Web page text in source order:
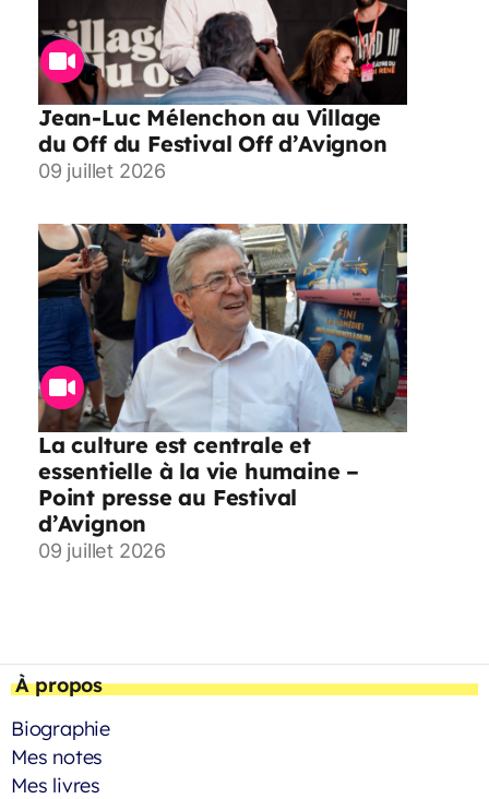
Jean-Luc Mélenchon au Village
du Off du Festival Off d’Avignon
09 juillet 2026
La culture est centrale et
essentielle à la vie humaine –
Point presse au Festival
d’Avignon
09 juillet 2026
À propos
Biographie
Mes notes
Mes livres